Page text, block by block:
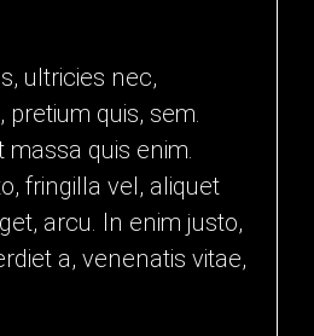
ultricies nec,
quis, sem.
quis enim.
fringilla vel, aliquet
arcu. In enim justo,
a, venenatis vitae,